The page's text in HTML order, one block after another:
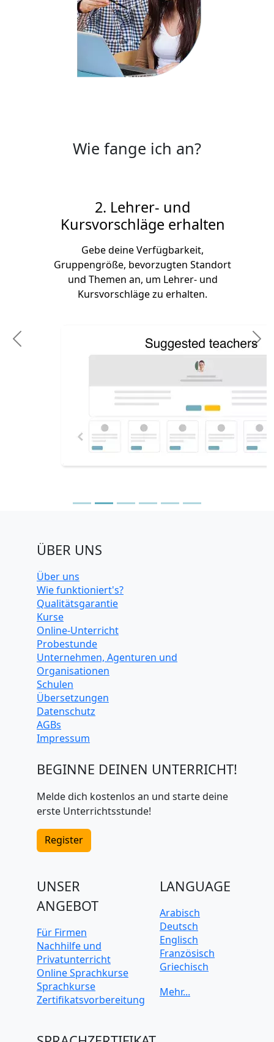
Wie fange ich an?
2. Lehrer- und
Kursvorschläge erhalten
Gebe deine Verfügbarkeit,
Gruppengröße, bevorzugten Standort
und Themen an, um Lehrer- und
Kursvorschläge zu erhalten.
Previous
ÜBER UNS
Über uns
Wie funktioniert's?
Qualitätsgarantie
Kurse
Online-Unterricht
Probestunde
Unternehmen, Agenturen und
Organisationen
Schulen
Übersetzungen
Datenschutz
AGBs
Impressum
BEGINNE DEINEN UNTERRICHT!
Melde dich kostenlos an und starte deine
erste Unterrichtsstunde!
Register
UNSER
ANGEBOT
Für Firmen
Nachhilfe und
Privatunterricht
Online Sprachkurse
Sprachkurse
Zertifikatsvorbereitung
LANGUAGE
Arabisch
Deutsch
Englisch
Französisch
Griechisch
Japanisch